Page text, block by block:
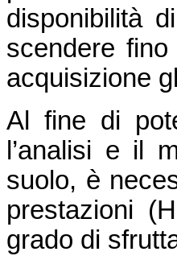
disponibilità
scendere
acquisizione
Al fine di
l’analisi e il
suolo, è
prestazioni
grado di